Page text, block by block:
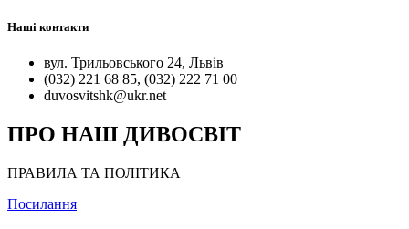
Наші контакти
вул. Трильовського 24, Львів
(032) 221 68 85, (032) 222 71 00
duvosvitshk@ukr.net
ПРО НАШ ДИВОСВІТ
ПРАВИЛА ТА ПОЛІТИКА
Посилання